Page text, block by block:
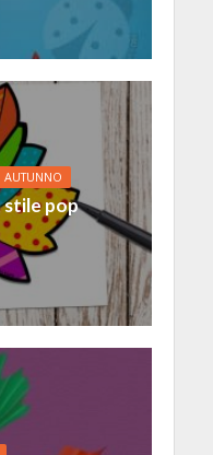
AUTUNNO
stile pop